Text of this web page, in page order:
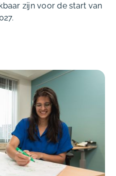
zijn voor de start van